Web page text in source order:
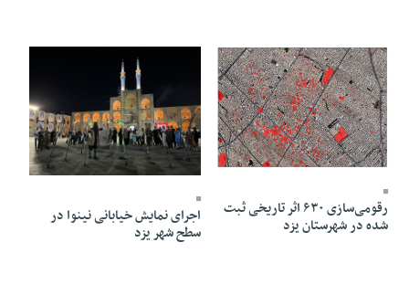
10 Mordad 1405 - 21:51
رقومی‌سازی ۶۳۰ اثر تاریخی ثبت‌
شده در شهرستان یزد
10 Mordad 1405 - 20:35
اجرای نمایش خیابانی نینوا در
سطح شهر یزد